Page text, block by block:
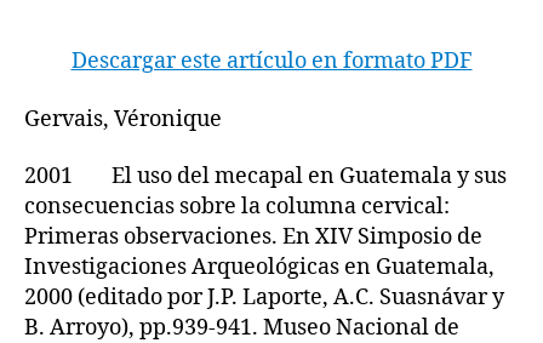
Descargar este artículo en formato PDF
Gervais, Véronique
2001 El uso del mecapal en Guatemala y sus
consecuencias sobre la columna cervical:
Primeras observaciones. En XIV Simposio de
Investigaciones Arqueológicas en Guatemala,
2000 (editado por J.P. Laporte, A.C. Suasnávar y
B. Arroyo), pp.939-941. Museo Nacional de